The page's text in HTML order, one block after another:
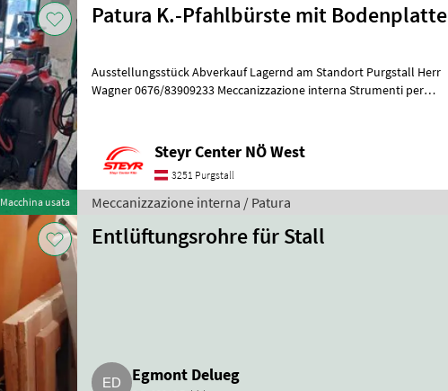
Macchina usata
Patura K.-Pfahlbürste mit Bodenplatte
Ausstellungsstück Abverkauf Lagernd am Standort Purgstall Herr
Wagner 0676/83909233 Meccanizzazione interna Strumenti per
Steyr Center NÖ West
3251 Purgstall
Meccanizzazione interna / Patura
Entlüftungsrohre für Stall
Egmont Delueg